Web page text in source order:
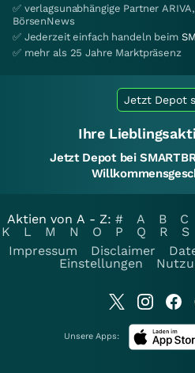
✅ verlagsunabhängige Partner
BörsenNews
✅ Jederzeit einfach handeln beim
✅ mehr als 25 Jahre Marktpräsenz
Jetzt Depot
Ihre
Jetzt Depot bei
Aktien von A - Z: # A B C
K
L M N O P Q R S
Impressum
Disclaimer
Einstellungen
Unsere Apps: